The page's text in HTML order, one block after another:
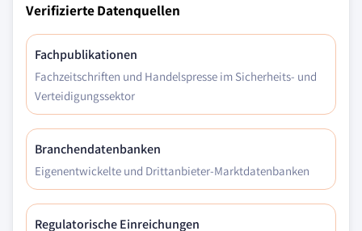
Verifizierte Datenquellen
Fachpublikationen
Fachzeitschriften und Handelspresse im Sicherheits- und
Verteidigungssektor
Branchendatenbanken
Eigenentwickelte und Drittanbieter-Marktdatenbanken
Regulatorische Einreichungen